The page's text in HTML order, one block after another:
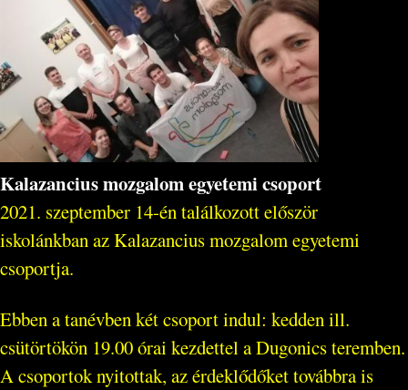
Kalazancius mozgalom egyetemi csoport
2021. szeptember 14-én találkozott először
iskolánkban az Kalazancius mozgalom egyetemi
csoportja.
Ebben a tanévben két csoport indul: kedden ill.
csütörtökön 19.00 órai kezdettel a Dugonics teremben.
A csoportok nyitottak, az érdeklődőket továbbra is